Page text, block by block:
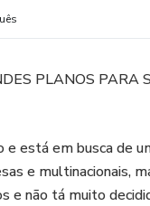
PLANOS PARA
e está em busca de
e multinacionais,
e não tá muito